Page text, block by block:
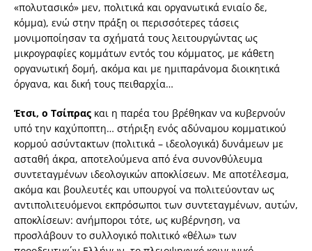
«πολυτασικό» μεν, πολιτικά και οργανωτικά ενιαίο δε,
κόμμα), ενώ στην πράξη οι περισσότερες τάσεις
μονιμοποίησαν τα σχήματά τους λειτουργώντας ως
μικρογραφίες κομμάτων εντός του κόμματος, με κάθετη
οργανωτική δομή, ακόμα και με ημιπαράνομα διοικητικά
όργανα, και δική τους πειθαρχία…
Έτσι, ο Τσίπρας και η παρέα του βρέθηκαν να κυβερνούν
υπό την καχύποπτη… στήριξη ενός αδύναμου κομματικού
κορμού ασύντακτων (πολιτικά – ιδεολογικά) δυνάμεων με
ασταθή άκρα, αποτελούμενα από ένα συνονθύλευμα
συντεταγμένων ιδεολογικών αποκλίσεων. Με αποτέλεσμα,
ακόμα και βουλευτές και υπουργοί να πολιτεύονταν ως
αντιπολιτευόμενοι εκπρόσωποι των συντεταγμένων, αυτών,
αποκλίσεων: ανήμποροι τότε, ως κυβέρνηση, να
προσλάβουν το συλλογικό πολιτικό «θέλω» των